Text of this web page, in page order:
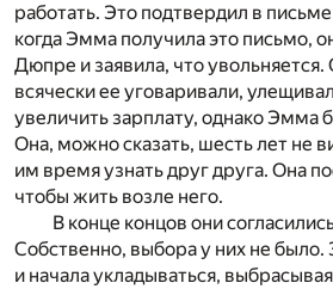
работать. Это подтвердил в
когда Эмма получила это письмо,
Дюпре и заявила, что
всячески ее уговаривали,
увеличить зарплату, однако Эмма
Она, можно сказать, шесть лет не
им время узнать друг друга. Она
чтобы жить возле него.
В конце концов они
Собственно, выбора у них не было.
и начала укладываться,